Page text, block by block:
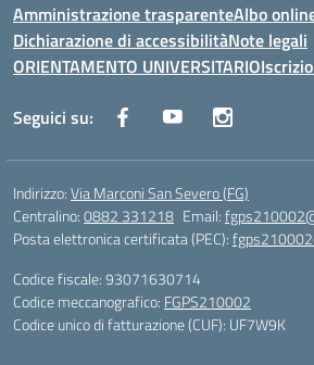
Amministrazione trasparenteAlbo
Dichiarazione di accessibilitàNote legali
ORIENTAMENTO UNIVERSITARIO
Seguici su:
Indirizzo:Via Marconi San Severo (FG)
Centralino:0882 331218 Email:
Posta elettronica certificata (PEC):
Codice fiscale: 93071630714
Codice meccanografico: FGPS210002
Codice unico di fatturazione (CUF): UF7W9K